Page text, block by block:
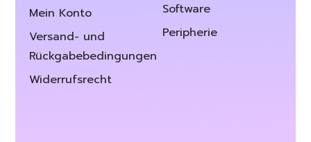
Mein Konto
Versand- und
Rückgabebedingungen
Widerrufsrecht
Software
Peripherie